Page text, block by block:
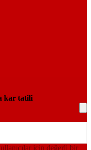
kar tatili
için değerli bir